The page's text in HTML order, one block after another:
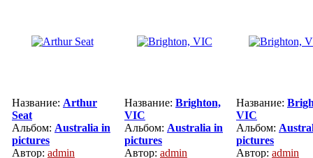
Название: Arthur
Seat
Альбом: Australia in
pictures
Автор: admin
Название: Brighton,
VIC
Альбом: Australia in
pictures
Автор: admin
Название:
VIC
Альбом:
pictures
Автор: admin